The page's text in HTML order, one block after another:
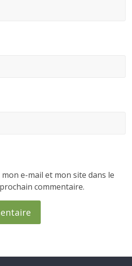
e-mail et mon site dans le
commentaire.